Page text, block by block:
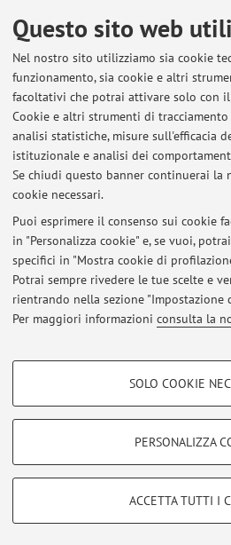
Questo sito web
Nel nostro sito utilizziamo sia cookie
funzionamento, sia cookie e altri
facoltativi che potrai attivare solo con
Cookie e altri strumenti di
analisi statistiche, misure sull'efficacia
istituzionale e analisi dei
Se chiudi questo banner continuerai la
cookie necessari.
Puoi esprimere il consenso sui cookie
in "Personalizza cookie" e, se vuoi,
specifici in "Mostra cookie di
Potrai sempre rivedere le tue scelte e
rientrando nella sezione "Impostazione
Per maggiori informazioni consulta la
COOKIE DI PROFILAZIONE -
COOKIE TECNICI - NECESSARI
Si tratta di cookie tecnici utilizzati, a
SOLO COOKIE
PERSONALIZZA
ACCETTA TUTTI I
E-mail:
maria.degiorgio6@unibo.it
Tel:
+39 051 2143485
Dipartimento di Scienze
Via Massarenti 9, Bologna -
Vai
Ultimi
Al momento non sono
Area riservata
Accedi tramiteloginper gestire tutti i
Zamboni, 33 - 40126 Bologna -